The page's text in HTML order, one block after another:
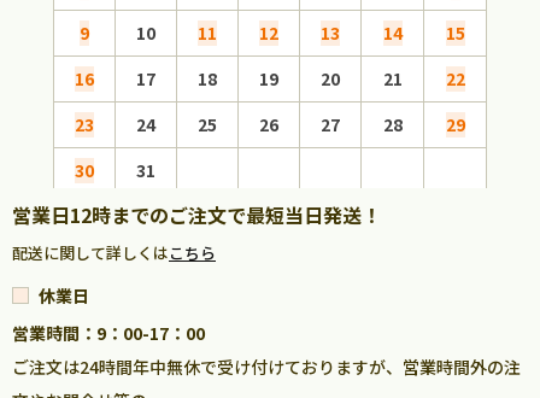
9
10 11 12 13 14
15
16
17 18 19 20 21
22
23
24 25 26 27 28
29
30
31
営業日12時までのご注文で最短当日発送！
配送に関して詳しくはこちら
休業日
営業時間：9：00-17：00
ご注文は24時間年中無休で受け付けておりますが、営業時間外の注